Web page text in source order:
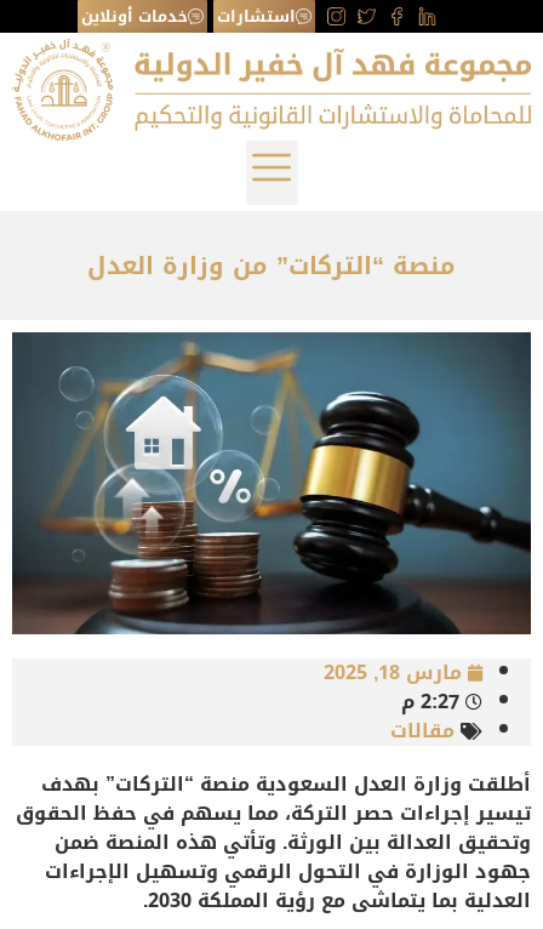
استشارات خدمات أونلاين
منصة “التركات” من وزارة العدل
مارس 18, 2025
2:27 م
مقالات
أطلقت وزارة العدل السعودية منصة “التركات” بهدف
تيسير إجراءات حصر التركة، مما يسهم في حفظ الحقوق
وتحقيق العدالة بين الورثة. وتأتي هذه المنصة ضمن
جهود الوزارة في التحول الرقمي وتسهيل الإجراءات
العدلية بما يتماشى مع رؤية المملكة 2030 .